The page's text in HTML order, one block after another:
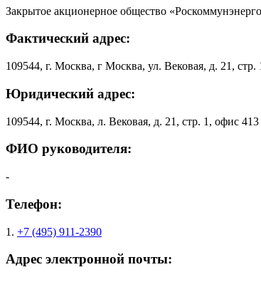
Закрытое акционерное общество
Фактический адрес:
109544, г. Москва, г Москва, ул. Вековая, д. 21, стр.
Юридический адрес:
109544, г. Москва, л. Вековая, д. 21, стр. 1, офис 413
ФИО руководителя:
-
Телефон:
1. +7 (495) 911-2390
Адрес электронной почты: